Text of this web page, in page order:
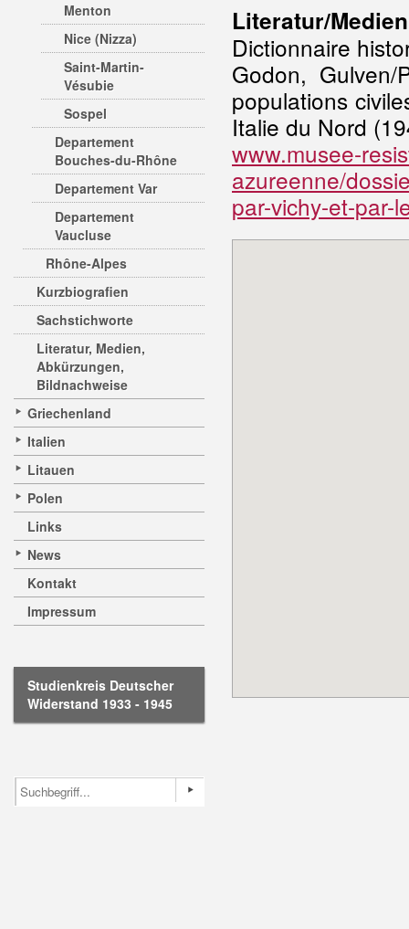
Menton
Nice (Nizza)
Saint-Martin-
Vésubie
Sospel
Departement
Bouches-du-Rhône
Departement Var
Departement
Vaucluse
Rhône-Alpes
Kurzbiografien
Sachstichworte
Literatur, Medien,
Abkürzungen,
Bildnachweise
Griechenland
Italien
Litauen
Polen
Links
News
Kontakt
Impressum
Studienkreis Deutscher
Widerstand 1933 - 1945
Literatur/Medien
Dictionnaire
Godon, Gulven/
populations
Italie du Nord
www.musee-
azureenne/
par-vichy-et-par-